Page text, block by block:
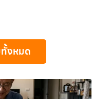
ไอที กรุงเทพฯ – เราพร้อมให้
โดยเน้น โปร่งใส มั่นใจได้ และ
รของเราครอบคลุมทั้ง iPhone
แท็บเล็ตทุกแบรนด์ เรารับถึงแม้
รอยบ้าง เพราะมูลค่าของเครื่อง
วามครบชุด และความสะดวกใน
ร รับซื้อไอแพดแจ้งวัฒนะ รับซื้อ
อแท็บเล็ต, หรือบริการอื่นๆ เกี่ยว
งวัฒนะ รับซื้อ iPhone ทุกรุ่น ให้
รับสู่ “รับซื้อขายมือถือ.com”
บซื้อ มือถือ iPhone, Samsung,
งหมด